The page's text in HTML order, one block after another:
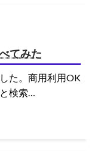
てみた
た。商用利用OK
検索…